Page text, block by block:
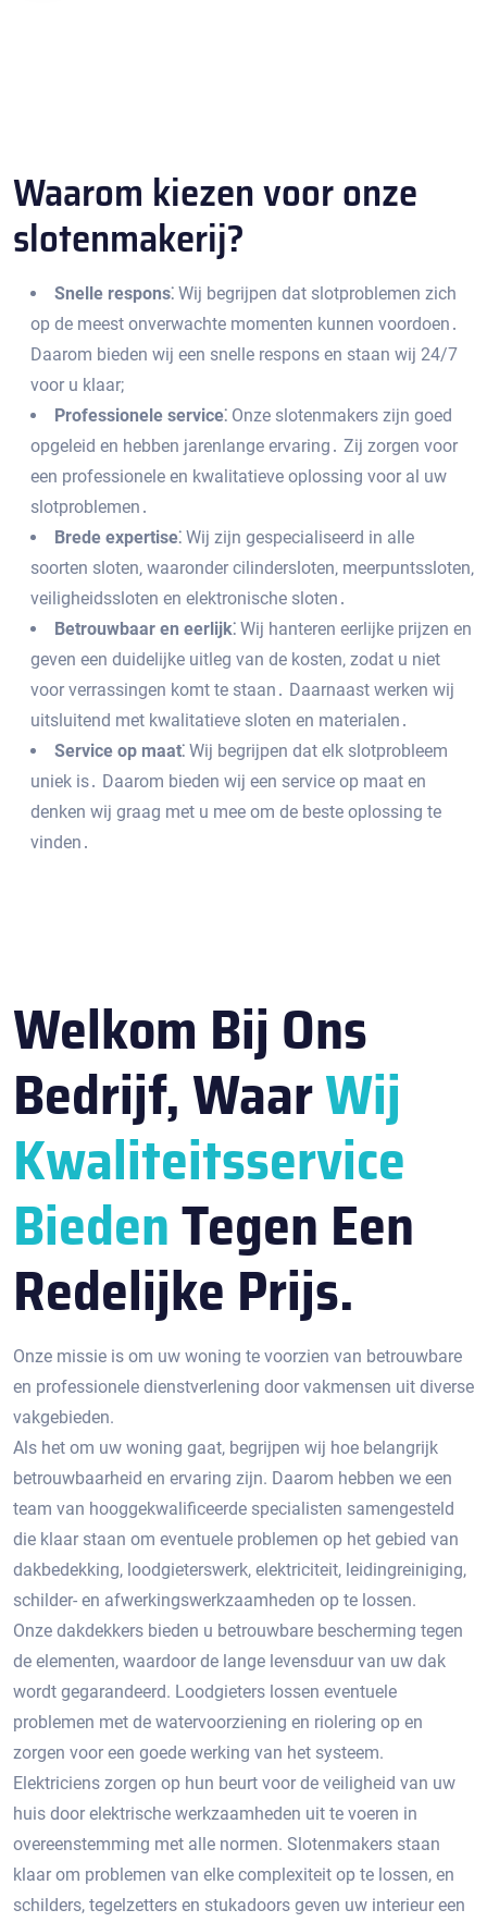
Waarom kiezen voor onze
slotenmakerij?​
Snelle respons⁚ Wij begrijpen dat slotproblemen zich
op de meest onverwachte momenten kunnen voordoen․
Daarom bieden wij een snelle respons en staan wij 24/7
voor u klaar;
Professionele service⁚ Onze slotenmakers zijn goed
opgeleid en hebben jarenlange ervaring․ Zij zorgen voor
een professionele en kwalitatieve oplossing voor al uw
slotproblemen․
Brede expertise⁚ Wij zijn gespecialiseerd in alle
soorten sloten‚ waaronder cilindersloten‚ meerpuntssloten‚
veiligheidssloten en elektronische sloten․
Betrouwbaar en eerlijk⁚ Wij hanteren eerlijke prijzen en
geven een duidelijke uitleg van de kosten‚ zodat u niet
voor verrassingen komt te staan․ Daarnaast werken wij
uitsluitend met kwalitatieve sloten en materialen․
Service op maat⁚ Wij begrijpen dat elk slotprobleem
uniek is․ Daarom bieden wij een service op maat en
denken wij graag met u mee om de beste oplossing te
vinden․
Welkom Bij Ons
Bedrijf, WaarWij
Kwaliteitsservice
BiedenTegen Een
Redelijke Prijs.
Onze missie is om uw woning te voorzien van betrouwbare
en professionele dienstverlening door vakmensen uit diverse
vakgebieden.
Als het om uw woning gaat, begrijpen wij hoe belangrijk
betrouwbaarheid en ervaring zijn. Daarom hebben we een
team van hooggekwalificeerde specialisten samengesteld
die klaar staan om eventuele problemen op het gebied van
dakbedekking, loodgieterswerk, elektriciteit, leidingreiniging,
schilder- en afwerkingswerkzaamheden op te lossen.
Onze dakdekkers bieden u betrouwbare bescherming tegen
de elementen, waardoor de lange levensduur van uw dak
wordt gegarandeerd. Loodgieters lossen eventuele
problemen met de watervoorziening en riolering op en
zorgen voor een goede werking van het systeem.
Elektriciens zorgen op hun beurt voor de veiligheid van uw
huis door elektrische werkzaamheden uit te voeren in
overeenstemming met alle normen. Slotenmakers staan ​​
klaar om problemen van elke complexiteit op te lossen, en
schilders, tegelzetters en stukadoors geven uw interieur een